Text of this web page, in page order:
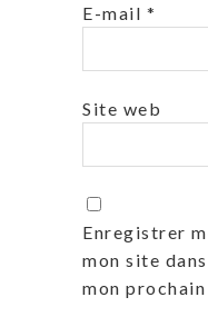
E-mail *
Site web
Enregistrer
mon site
mon